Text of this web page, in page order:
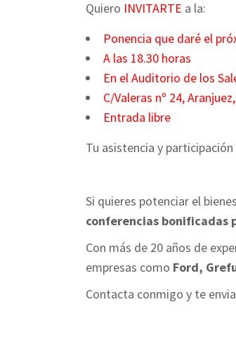
Quiero INVITARTE a la:
Ponencia que daré el
A las 18.30 horas
En el Auditorio de los
C/Valeras nº 24,
Entrada libre
Tu asistencia y
Si quieres potenciar el
conferencias bonificadas
Con más de 20 años de
empresas como Ford,
Contacta conmigo y te